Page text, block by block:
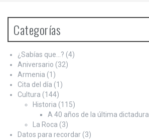
Categorías
¿Sabías que…? (4)
Aniversario (32)
Armenia (1)
Cita del día (1)
Cultura (144)
Historia (115)
A 40 años de la última dictadura
La Roca (3)
Datos para recordar (3)